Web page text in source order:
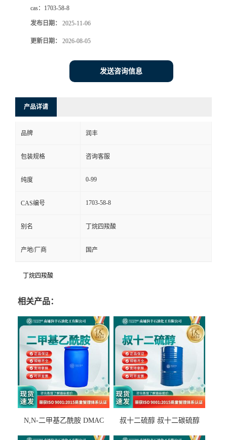
cas： 1703-58-8
发布日期： 2025-11-06
更新日期： 2026-08-05
发送咨询信息
产品详请
品牌 润丰
包装规格 咨询客服
纯度 0-99
CAS编号 1703-58-8
别名 丁烷四羧酸
产地/厂商 国产
丁烷四羧酸
相关产品：
N,N-二甲基乙酰胺 DMAC
叔十二硫醇 叔十二碳硫醇